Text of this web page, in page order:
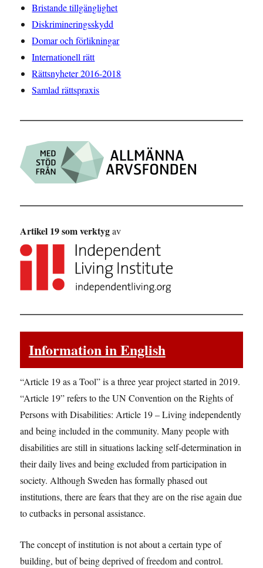
Bristande tillgänglighet
Diskrimineringsskydd
Domar och förlikningar
Internationell rätt
Rättsnyheter 2016-2018
Samlad rättspraxis
Artikel 19 som verktygav
Information in English
“Article 19 as a Tool” is a three year project started in 2019.
“Article 19” refers to the UN Convention on the Rights of
Persons with Disabilities: Article 19 – Living independently
and being included in the community. Many people with
disabilities are still in situations lacking self-determination in
their daily lives and being excluded from participation in
society. Although Sweden has formally phased out
institutions, there are fears that they are on the rise again due
to cutbacks in personal assistance.
The concept of institution is not about a certain type of
building, but of being deprived of freedom and control.